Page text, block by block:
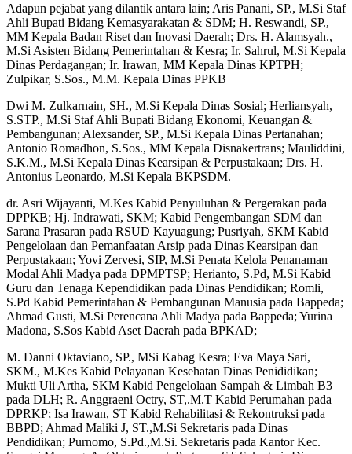
Adapun pejabat yang dilantik antara lain; Aris Panani, SP., M.Si Staf
Ahli Bupati Bidang Kemasyarakatan & SDM; H. Reswandi, SP.,
MM Kepala Badan Riset dan Inovasi Daerah; Drs. H. Alamsyah.,
M.Si Asisten Bidang Pemerintahan & Kesra; Ir. Sahrul, M.Si Kepala
Dinas Perdagangan; Ir. Irawan, MM Kepala Dinas KPTPH;
Zulpikar, S.Sos., M.M. Kepala Dinas PPKB
Dwi M. Zulkarnain, SH., M.Si Kepala Dinas Sosial; Herliansyah,
S.STP., M.Si Staf Ahli Bupati Bidang Ekonomi, Keuangan &
Pembangunan; Alexsander, SP., M.Si Kepala Dinas Pertanahan;
Antonio Romadhon, S.Sos., MM Kepala Disnakertrans; Mauliddini,
S.K.M., M.Si Kepala Dinas Kearsipan & Perpustakaan; Drs. H.
Antonius Leonardo, M.Si Kepala BKPSDM.
dr. Asri Wijayanti, M.Kes Kabid Penyuluhan & Pergerakan pada
DPPKB; Hj. Indrawati, SKM; Kabid Pengembangan SDM dan
Sarana Prasaran pada RSUD Kayuagung; Pusriyah, SKM Kabid
Pengelolaan dan Pemanfaatan Arsip pada Dinas Kearsipan dan
Perpustakaan; Yovi Zervesi, SIP, M.Si Penata Kelola Penanaman
Modal Ahli Madya pada DPMPTSP; Herianto, S.Pd, M.Si Kabid
Guru dan Tenaga Kependidikan pada Dinas Pendidikan; Romli,
S.Pd Kabid Pemerintahan & Pembangunan Manusia pada Bappeda;
Ahmad Gusti, M.Si Perencana Ahli Madya pada Bappeda; Yurina
Madona, S.Sos Kabid Aset Daerah pada BPKAD;
M. Danni Oktaviano, SP., MSi Kabag Kesra; Eva Maya Sari,
SKM., M.Kes Kabid Pelayanan Kesehatan Dinas Penididikan;
Mukti Uli Artha, SKM Kabid Pengelolaan Sampah & Limbah B3
pada DLH; R. Anggraeni Octry, ST,.M.T Kabid Perumahan pada
DPRKP; Isa Irawan, ST Kabid Rehabilitasi & Rekontruksi pada
BBPD; Ahmad Maliki J, ST.,M.Si Sekretaris pada Dinas
Pendidikan; Purnomo, S.Pd.,M.Si. Sekretaris pada Kantor Kec.